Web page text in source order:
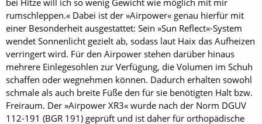
rumschleppen.« Dabei ist der »Airpower« genau hierfür mit
einer Besonderheit ausgestattet: Sein »Sun Reflect«-System
wendet Sonnenlicht gezielt ab, sodass laut Haix das Aufheizen
verringert wird. Für den Airpower stehen darüber hinaus
mehrere Einlegesohlen zur Verfügung, die Volumen im Schuh
schaffen oder wegnehmen können. Dadurch erhalten sowohl
schmale als auch breite Füße den für sie benötigten Halt bzw.
Freiraum. Der »Airpower XR3« wurde nach der Norm DGUV
112-191 (BGR 191) geprüft und ist daher für orthopädische